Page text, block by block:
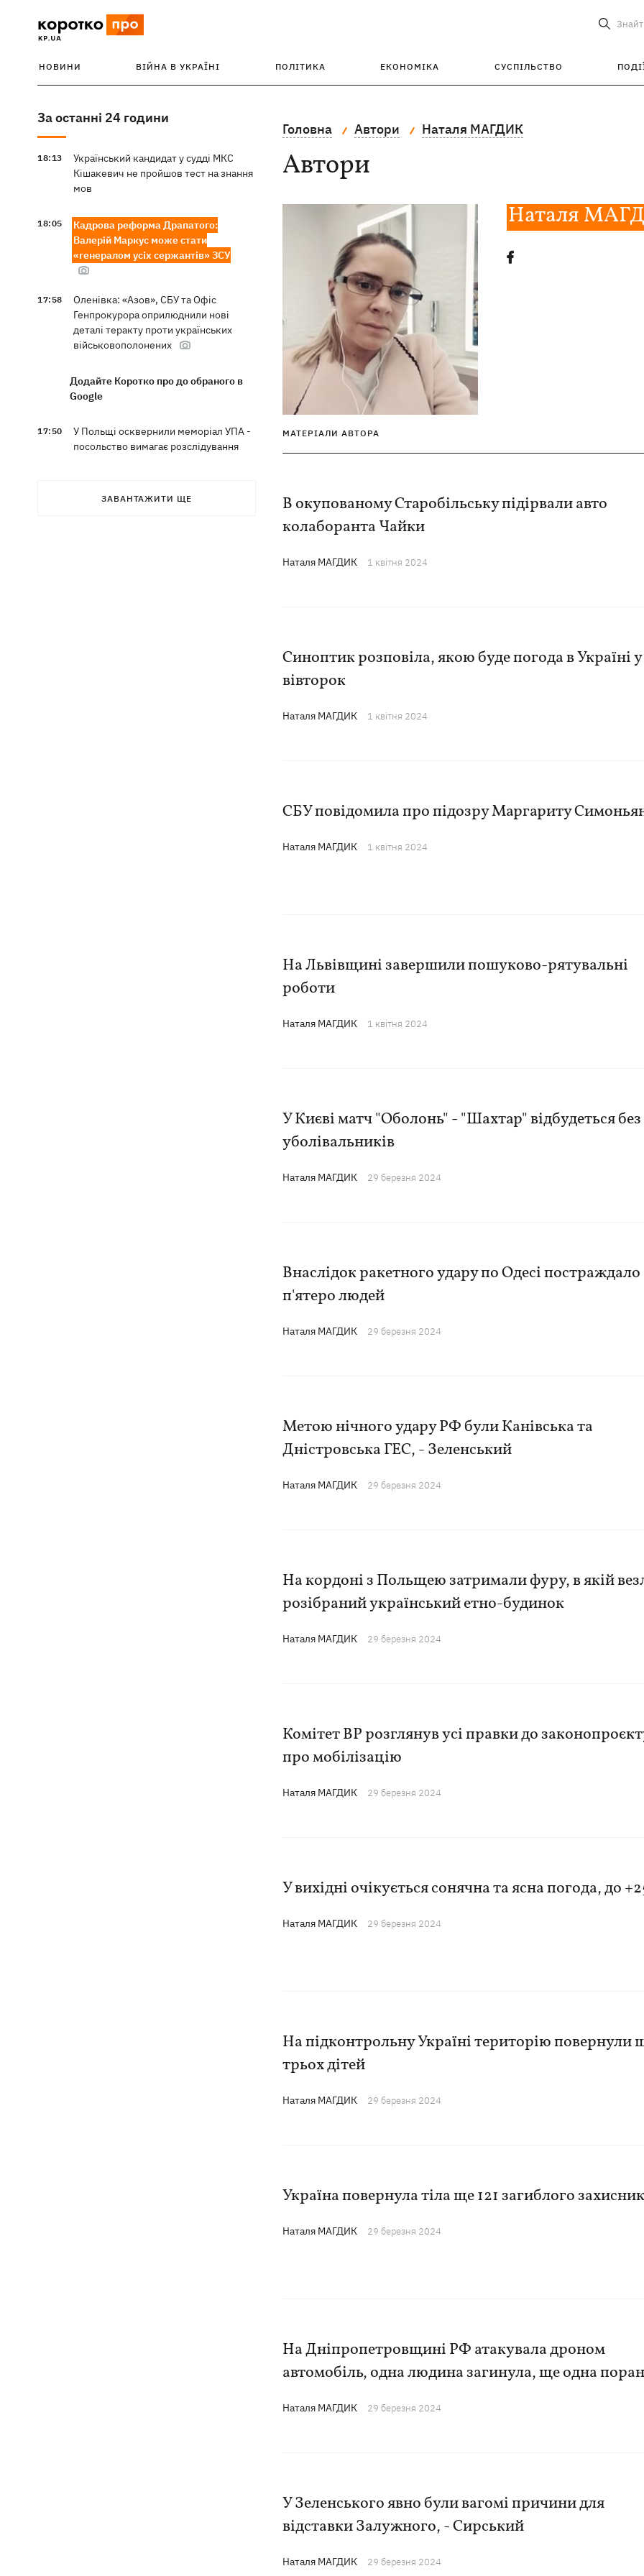
НОВИНИ ВІЙНА В УКРАЇНІ ПОЛІТИКА ЕКОНОМІКА СУСПІЛЬСТВО
За останні 24 години
18:13
Український кандидат у судді МКС
Кішакевич не пройшов тест на знання
мов
18:05
Кадрова реформа Драпатого:
Валерій Маркус може стати
«генералом усіх сержантів» ЗСУ
17:58
Оленівка: «Азов», СБУ та Офіс
Генпрокурора оприлюднили нові
деталі теракту проти українських
військовополонених
Додайте Коротко про до обраного в
Google
17:50
У Польщі осквернили меморіал УПА -
посольство вимагає розслідування
евакуювали людей – дві години вони
ЗАВАНТАЖИТИ ЩЕ
Головна Автори Наталя МАГДИК
Автори
Наталя
МАТЕРІАЛИ АВТОРА
В окупованому Старобільську підірвали авто
колаборанта Чайки
Наталя МАГДИК 1 квiтня 2024
Синоптик розповіла, якою буде погода в Україні у
вівторок
Наталя МАГДИК 1 квiтня 2024
СБУ повідомила про підозру Маргариту
Наталя МАГДИК 1 квiтня 2024
На Львівщині завершили пошуково-рятувальні
роботи
Наталя МАГДИК 1 квiтня 2024
У Києві матч "Оболонь" - "Шахтар" відбудеться без
уболівальників
Наталя МАГДИК 29 березня 2024
Внаслідок ракетного удару по Одесі постраждало
п'ятеро людей
Наталя МАГДИК 29 березня 2024
Метою нічного удару РФ були Канівська та
Дністровська ГЕС, - Зеленський
Наталя МАГДИК 29 березня 2024
На кордоні з Польщею затримали фуру, в якій
розібраний український етно-будинок
Наталя МАГДИК 29 березня 2024
Комітет ВР розглянув усі правки до
про мобілізацію
Наталя МАГДИК 29 березня 2024
У вихідні очікується сонячна та ясна погода, до
Наталя МАГДИК 29 березня 2024
На підконтрольну Україні територію повернули
трьох дітей
Наталя МАГДИК 29 березня 2024
Україна повернула тіла ще 121 загиблого
Наталя МАГДИК 29 березня 2024
На Дніпропетровщині РФ атакувала дроном
автомобіль, одна людина загинула, ще одна
Наталя МАГДИК 29 березня 2024
У Зеленського явно були вагомі причини для
відставки Залужного, - Сирський
Наталя МАГДИК 29 березня 2024